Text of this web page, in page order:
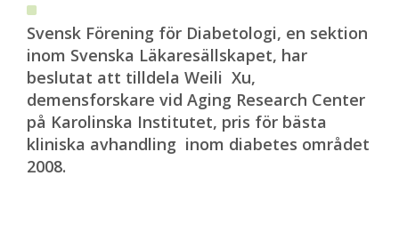
Svensk Förening för Diabetologi, en sektion
inom Svenska Läkaresällskapet, har
beslutat att tilldela Weili Xu,
demensforskare vid Aging Research Center
på Karolinska Institutet, pris för bästa
kliniska avhandling inom diabetes området
2008.